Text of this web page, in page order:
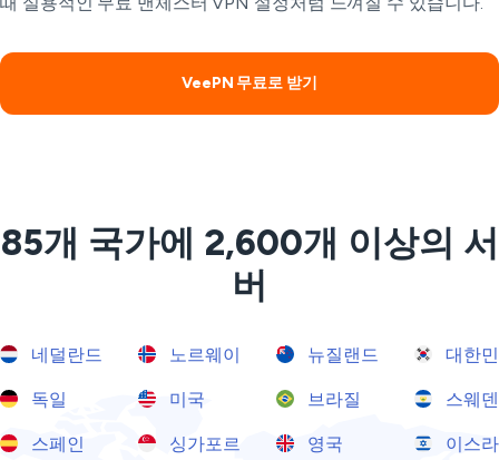
VeePN 무료로 받기
85개 국가에 2,600개 이상의 서
버
네덜란드 노르웨이 뉴질랜드 대한
독일 미국 브라질 스웨덴
스페인 싱가포르 영국 이스